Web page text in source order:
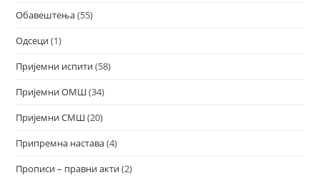
Обавештења(55)
Одсеци(1)
Пријемни испити(58)
Пријемни ОМШ(34)
Пријемни СМШ(20)
Припремна настава(4)
Прописи – правни акти(2)